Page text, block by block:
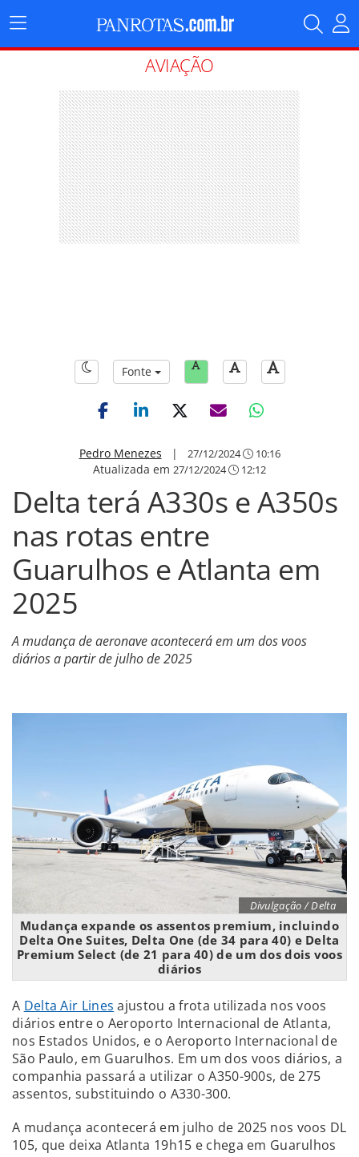
Menu
Principal
AVIAÇÃO
Fonte
Pedro Menezes | 27/12/2024 10:16
Atualizada em 27/12/2024 12:12
Delta terá A330s e A350s
nas rotas entre
Guarulhos e Atlanta em
2025
A mudança de aeronave acontecerá em um dos voos
diários a partir de julho de 2025
Divulgação / Delta
Mudança expande os assentos premium, incluindo
Delta One Suites, Delta One (de 34 para 40) e Delta
Premium Select (de 21 para 40) de um dos dois voos
diários
A Delta Air Lines ajustou a frota utilizada nos voos
diários entre o Aeroporto Internacional de Atlanta,
nos Estados Unidos, e o Aeroporto Internacional de
São Paulo, em Guarulhos. Em um dos voos diários, a
companhia passará a utilizar o A350-900s, de 275
assentos, substituindo o A330-300.
A mudança acontecerá em julho de 2025 nos voos DL
105, que deixa Atlanta 19h15 e chega em Guarulhos